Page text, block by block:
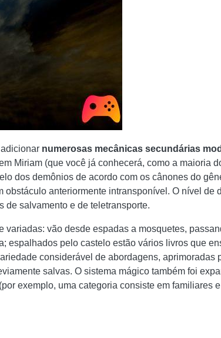
numerosas mecânicas secundárias
Miriam (que você já conhecerá, como a maioria
dos demônios de acordo com os cânones do
anteriormente intransponível. O nível de
de salvamento e de teletransporte.
vão desde espadas a mosquetes,
espalhados pelo castelo estão vários livros que
considerável de abordagens, aprimoradas
salvas. O sistema mágico também foi
exemplo, uma categoria consiste em familiares